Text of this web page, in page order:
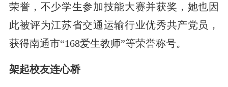
荣誉，不少学生参加技能大赛并获奖，她也因
此被评为江苏省交通运输行业优秀共产党员，
获得南通市“168爱生教师”等荣誉称号。
架起校友连心桥